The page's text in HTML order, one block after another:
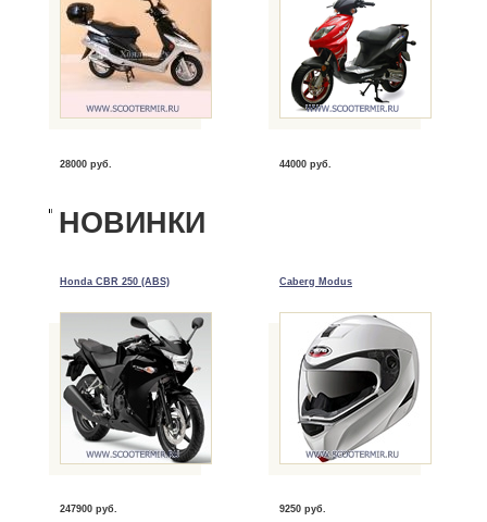
28000 руб. 44000 руб.
НОВИНКИ
Honda CBR 250 (ABS)
247900 руб.
Caberg Modus
9250 руб.